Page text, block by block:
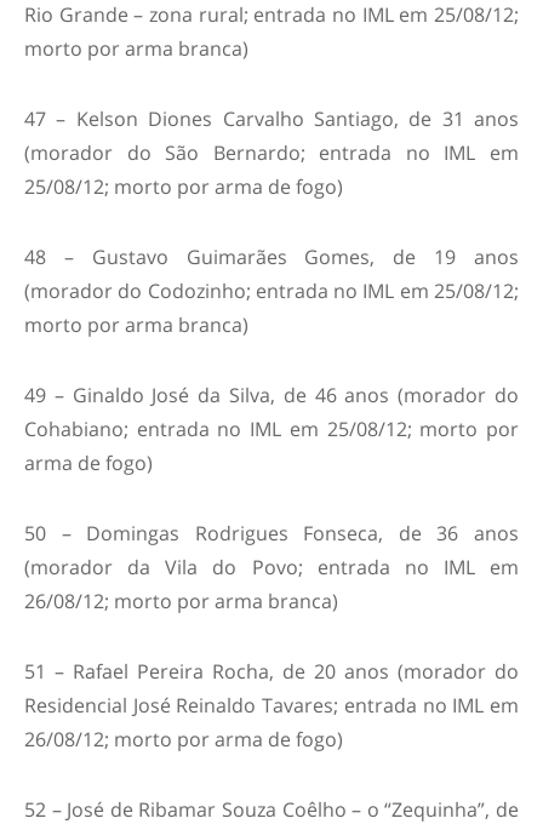
Rio Grande – zona rural; entrada no IML em 25/08/12;
morto por arma branca)
47 – Kelson Diones Carvalho Santiago, de 31 anos
(morador do São Bernardo; entrada no IML em
25/08/12; morto por arma de fogo)
48 – Gustavo Guimarães Gomes, de 19 anos
(morador do Codozinho; entrada no IML em 25/08/12;
morto por arma branca)
49 – Ginaldo José da Silva, de 46 anos (morador do
Cohabiano; entrada no IML em 25/08/12; morto por
arma de fogo)
50 – Domingas Rodrigues Fonseca, de 36 anos
(morador da Vila do Povo; entrada no IML em
26/08/12; morto por arma branca)
51 – Rafael Pereira Rocha, de 20 anos (morador do
Residencial José Reinaldo Tavares; entrada no IML em
26/08/12; morto por arma de fogo)
52 – José de Ribamar Souza Coêlho – o “Zequinha”, de